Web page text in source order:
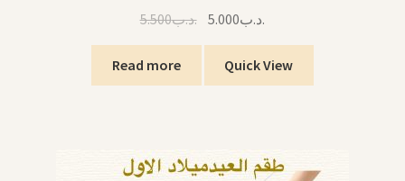
.د.ب5.500
Original
price
.د.ب5.500.
.د.ب5.000
price
is:
Read more Quick View